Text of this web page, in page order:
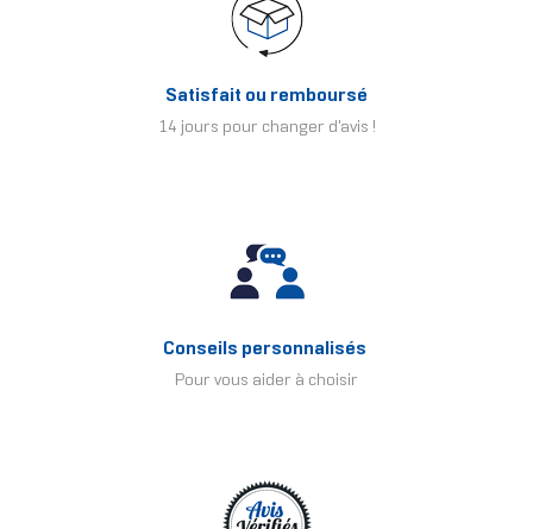
Satisfait ou remboursé
14 jours pour changer d'avis !
Conseils personnalisés
Pour vous aider à choisir